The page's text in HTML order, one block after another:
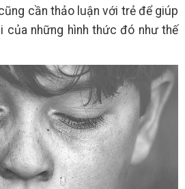
cần thảo luận với trẻ để giúp
của những hình thức đó như thế